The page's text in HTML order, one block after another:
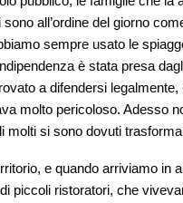
all’ordine del giorno
sempre usato le
è stata presa
a difendersi
molto pericoloso. Adesso
molti si sono dovuti
e quando arriviamo in
piccoli ristoratori, che